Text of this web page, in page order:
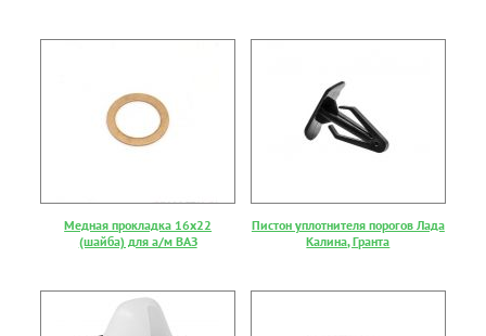
Медная прокладка 16х22
(шайба) для а/м ВАЗ
Пистон уплотнителя порогов Лада
Калина, Гранта